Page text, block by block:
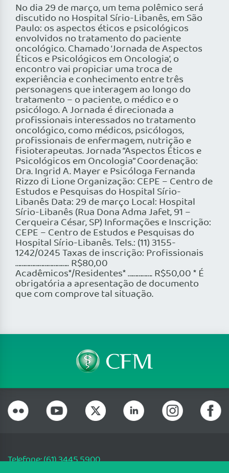
No dia 29 de março, um tema polêmico será
discutido no Hospital Sírio-Libanês, em São
Paulo: os aspectos éticos e psicológicos
envolvidos no tratamento do paciente
oncológico. Chamado ‘Jornada de Aspectos
Éticos e Psicológicos em Oncologia’, o
encontro vai propiciar uma troca de
experiência e conhecimento entre três
personagens que interagem ao longo do
tratamento – o paciente, o médico e o
psicólogo. A Jornada é direcionada a
profissionais interessados no tratamento
oncológico, como médicos, psicólogos,
profissionais de enfermagem, nutrição e
fisioterapeutas. Jornada “Aspectos Éticos e
Psicológicos em Oncologia” Coordenação:
Dra. Ingrid A. Mayer e Psicóloga Fernanda
Rizzo di Lione Organização: CEPE – Centro de
Estudos e Pesquisas do Hospital Sírio-
Libanês Data: 29 de março Local: Hospital
Sírio-Libanês (Rua Dona Adma Jafet, 91 –
Cerqueira César, SP) Informações e Inscrição:
CEPE – Centro de Estudos e Pesquisas do
Hospital Sírio-Libanês. Tels.: (11) 3155-
1242/0245 Taxas de inscrição: Profissionais
…………………………….. R$80,00
Acadêmicos*/Residentes* ……………. R$50,00 * É
obrigatória a apresentação de documento
que com comprove tal situação.
Telefone: (61) 3445 5900